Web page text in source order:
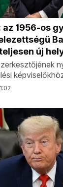
az 1956-os
új